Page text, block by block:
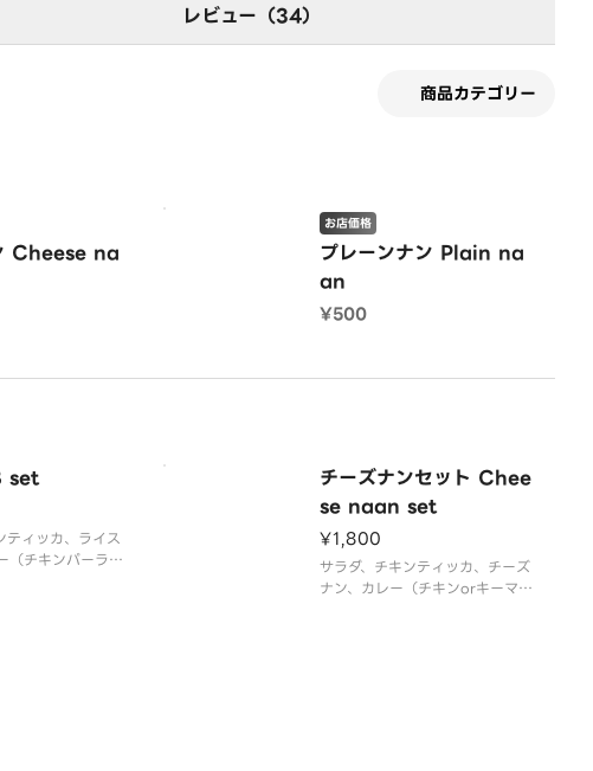
レビュー（34）
商品カテゴリー
Cheese na
プレーンナン Plain na
an
お店価格
¥500
set
ティッカ、ライス
（チキンパーラッ
チーズナンセット Chee
se naan set
¥1,800
サラダ、チキンティッカ、チーズ
ナン、カレー（チキンorキーマor